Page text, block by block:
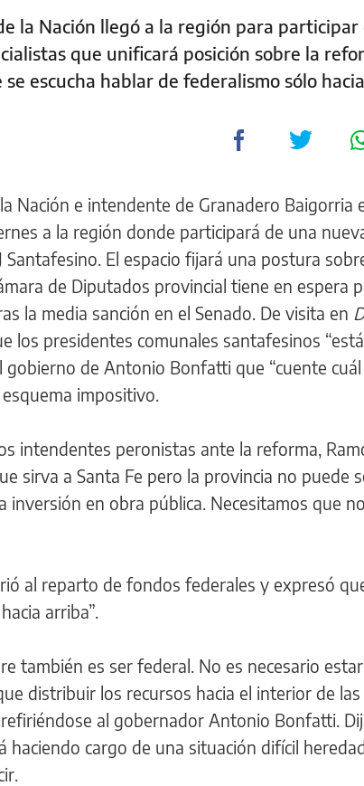
la Nación llegó a la región para
que unificará posición sobre la
escucha hablar de federalismo sólo
Nación e intendente de Granadero Baigorria
a la región donde participará de una
Santafesino. El espacio fijará una postura
de Diputados provincial tiene en espera
la media sanción en el Senado. De visita en
los presidentes comunales santafesinos
de Antonio Bonfatti que “cuente cuál
impositivo.
intendentes peronistas ante la reforma,
sirva a Santa Fe pero la provincia no puede
inversión en obra pública. Necesitamos que
al reparto de fondos federales y expresó
arriba”.
también es ser federal. No es necesario
distribuir los recursos hacia el interior de las
al gobernador Antonio Bonfatti.
haciendo cargo de una situación difícil